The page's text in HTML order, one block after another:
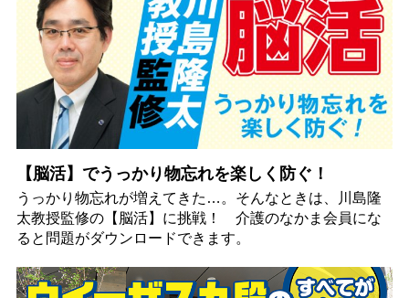
【脳活】でうっかり物忘れを楽しく防ぐ！
うっかり物忘れが増えてきた…。そんなときは、川島隆
太教授監修の【脳活】に挑戦！ 介護のなかま会員にな
ると問題がダウンロードできます。